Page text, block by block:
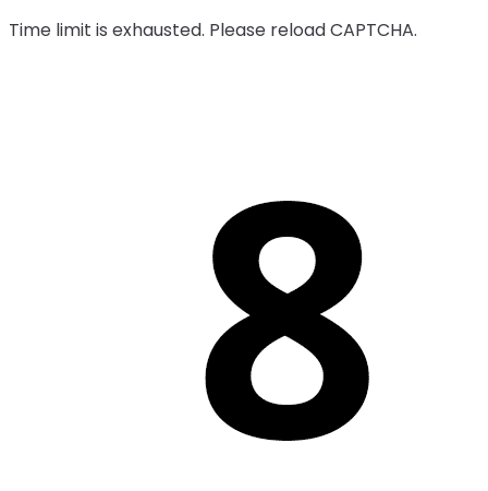
Time limit is exhausted. Please reload CAPTCHA.